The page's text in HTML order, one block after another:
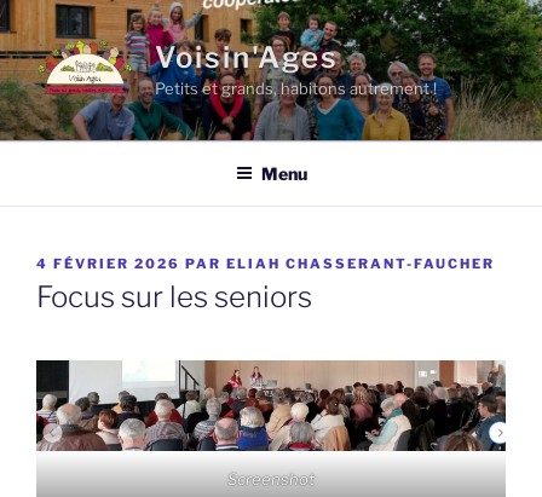
Aller
au
contenu
principal
Voisin'Ages
Petits et grands, habitons autrement !
Menu
PUBLIÉ
LE
4 FÉVRIER 2026 PAR ELIAH CHASSERANT-FAUCHER
Focus sur les seniors
Screenshot